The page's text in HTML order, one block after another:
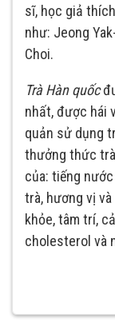
sĩ, học giả
như: Jeong
Choi.
Trà Hàn quốc
nhất, được hái
quản sử dụng
thưởng thức
của: tiếng
trà, hương vị
khỏe, tâm trí,
cholesterol và